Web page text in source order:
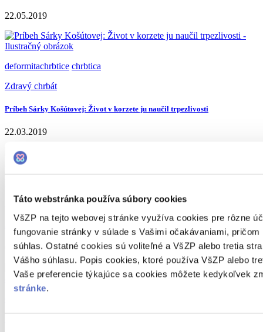
Táto webstránka používa súbory cookies
VšZP na tejto webovej stránke využíva cookies pre rôzne
fungovanie stránky v súlade s Vašimi očakávaniami,
súhlas. Ostatné cookies sú voliteľné a VšZP alebo tretia
Vášho súhlasu. Popis cookies, ktoré používa VšZP alebo
Vaše preferencie týkajúce sa cookies môžete kedykoľvek
stránke.
22.05.2019
deformitachrbtice chrbtica
Zdravý chrbát
Príbeh Sárky Košútovej: Život v korzete ju naučil trpezlivosti
22.03.2019
Zdravý chrbát
Jarné upratovanie: Týmto zlozvykom sa radšej vyhnite
07.03.2019